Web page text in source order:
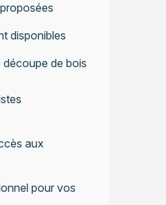
disponibles
de bois
aux
pour vos